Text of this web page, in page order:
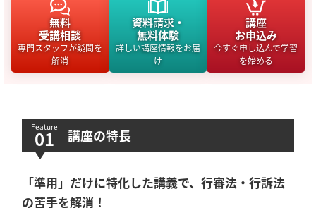
無料
受講相談
専門スタッフが疑問を
解消
資料請求・
無料体験
詳しい講座情報をお届
け
講座
お申込み
今すぐ申し込んで学習
を始める
講座の特長
「準用」だけに特化した講義で、行審法・行訴法
の苦手を解消！